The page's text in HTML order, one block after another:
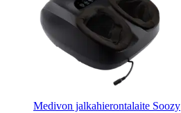
Medivon jalkahierontalaite Soozy